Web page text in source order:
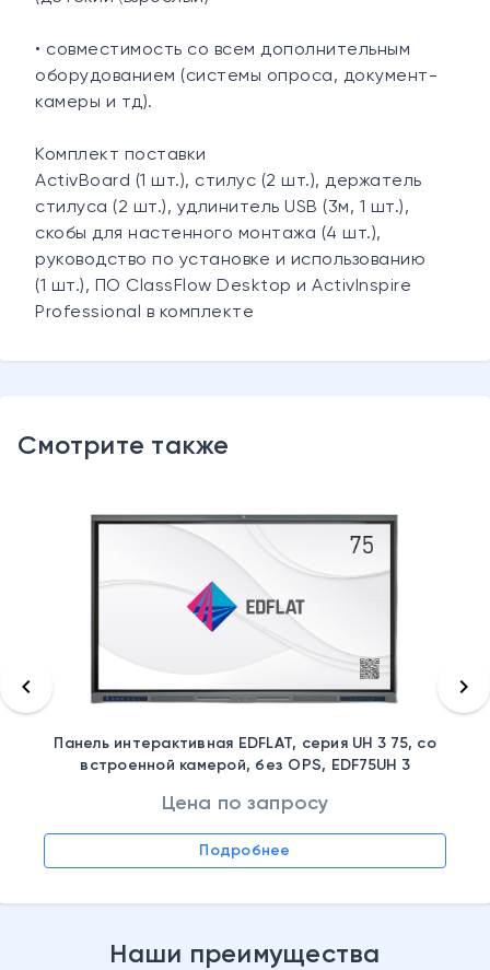
• совместимость со всем дополнительным
оборудованием (системы опроса, документ-
камеры и тд).
Комплект поставки
ActivBoard (1 шт.), стилус (2 шт.), держатель
стилуса (2 шт.), удлинитель USB (3м, 1 шт.),
скобы для настенного монтажа (4 шт.),
руководство по установке и использованию
(1 шт.), ПО ClassFlow Desktop и ActivInspire
Professional в комплекте
Смотрите также
Панель интерактивная EDFLAT, серия UH 3 75, со
встроенной камерой, без OPS, EDF75UH 3
Цена по запросу
Подробнее
keyboard_arrow_left keyboard_arrow_right
Наши преимущества